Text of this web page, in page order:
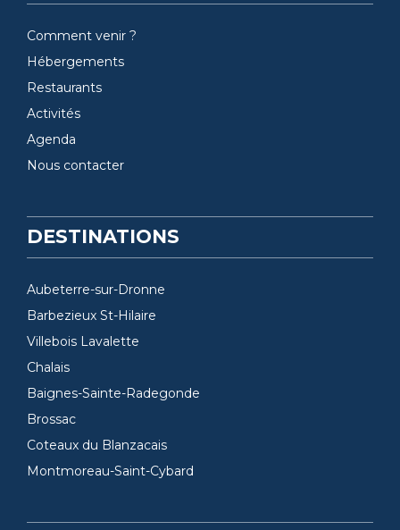
Comment venir ?
Hébergements
Restaurants
Activités
Agenda
Nous contacter
DESTINATIONS
Aubeterre-sur-Dronne
Barbezieux St-Hilaire
Villebois Lavalette
Chalais
Baignes-Sainte-Radegonde
Brossac
Coteaux du Blanzacais
Montmoreau-Saint-Cybard